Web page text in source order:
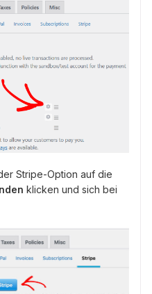
Stripe-Option auf die
klicken und sich bei